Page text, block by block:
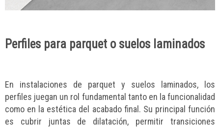
Perfiles para parquet o suelos laminados
En instalaciones de parquet y suelos laminados, los
perfiles juegan un rol fundamental tanto en la funcionalidad
como en la estética del acabado final. Su principal función
es cubrir juntas de dilatación, permitir transiciones